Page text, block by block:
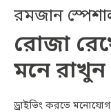
রমজান
রোজা
মনে রাখুন
ড্রাইভিং করতে
রমজান
রোজা
মনে রাখুন
ড্রাইভিং করতে
রমজান
রোজা
মনে রাখুন
ড্রাইভিং করতে